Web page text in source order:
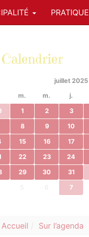
PRATIQUE
juillet 2025
m. m. j.
1 2 3
8 9 10
15 16 17
22 23 24
29 30 31
5 6 7
Accueil Sur l’agenda